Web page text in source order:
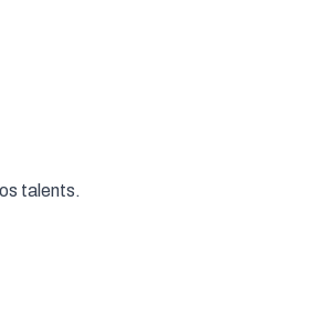
talents.